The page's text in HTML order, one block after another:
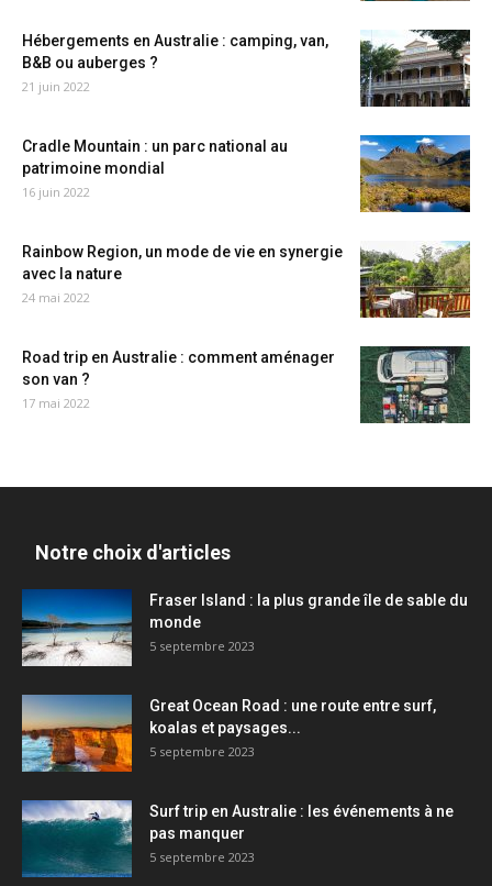
Hébergements en Australie : camping, van,
B&B ou auberges ?
21 juin 2022
Cradle Mountain : un parc national au
patrimoine mondial
16 juin 2022
Rainbow Region, un mode de vie en synergie
avec la nature
24 mai 2022
Road trip en Australie : comment aménager
son van ?
17 mai 2022
Notre choix d'articles
Fraser Island : la plus grande île de sable du
monde
5 septembre 2023
Great Ocean Road : une route entre surf,
koalas et paysages...
5 septembre 2023
Surf trip en Australie : les événements à ne
pas manquer
5 septembre 2023